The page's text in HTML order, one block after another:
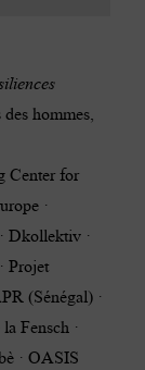
hommes,
Center for
·
Dkollektiv ·
Projet
(Sénégal) ·
Fensch ·
· OASIS